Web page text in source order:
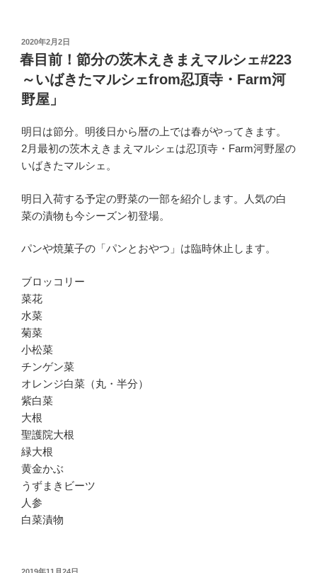
投
稿
日:
2020年2月2日
春目前！節分の茨木えきまえマルシェ#223
～いばきたマルシェfrom忍頂寺・Farm河
野屋」
明日は節分。明後日から暦の上では春がやってきます。
2月最初の茨木えきまえマルシェは忍頂寺・Farm河野屋の
いばきたマルシェ。
明日入荷する予定の野菜の一部を紹介します。人気の白
菜の漬物も今シーズン初登場。
パンや焼菓子の「パンとおやつ」は臨時休止します。
ブロッコリー
菜花
水菜
菊菜
小松菜
チンゲン菜
オレンジ白菜（丸・半分）
紫白菜
大根
聖護院大根
緑大根
黄金かぶ
うずまきビーツ
人参
白菜漬物
投